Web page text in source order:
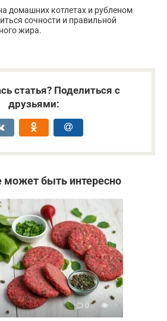
домашних котлетах и рубленом
сочности и правильной
жира.
статья? Поделиться с
друзьями:
быть интересно
0